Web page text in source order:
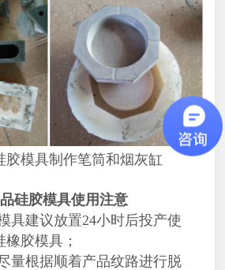
胶模具制作笔筒和烟灰缸
硅胶模具使用注意
具建议放置24小时后投产使
胶模具；
量根据顺着产品纹路进行脱